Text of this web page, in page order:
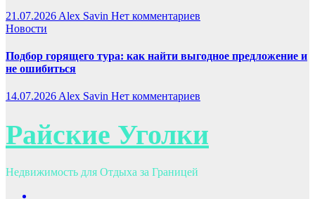
21.07.2026 Alex Savin Нет комментариев
Новости
Подбор горящего тура: как найти выгодное предложение и
не ошибиться
14.07.2026Alex Savin Нет комментариев
Райские Уголки
Недвижимость для Отдыха за Границей